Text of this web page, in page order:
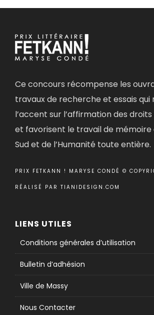
Ce concours récompense les
travaux de recherche et essais
l’accent sur l’affirmation des droits
et favorisent le travail de mémoire
Sud et de l’Humanité toute entière.
PRIX FETKANN ! MARYSE CONDÉ ©
RÉALISÉ PAR TIANIDESIGN.COM
LIENS UTILES
Conditions générales d’utilisation
Bulletin d’adhésion
Ville de Massy
Nous Contacter